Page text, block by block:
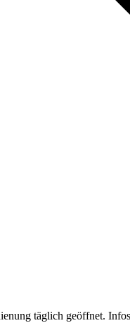
täglich geöffnet. Infos